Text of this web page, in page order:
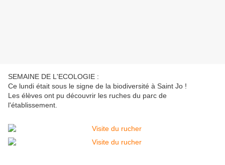
SEMAINE DE L'ECOLOGIE :
Ce lundi était sous le signe de la biodiversité à Saint Jo !
Les élèves ont pu découvrir les ruches du parc de
l'établissement.